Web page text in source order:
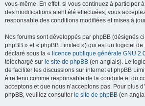
vous-même. En effet, si vous continuez à participer
des modifications aient été effectuées, vous
responsable des conditions modifiées et mises à
Nos forums sont développés par phpBB (désignés
phpBB » et « phpBB Limited ») qui est un logiciel
déclaré sous la « licence publique générale GNU
téléchargé sur le site de phpBB (en anglais). Le
de faciliter les discussions sur internet et phpBB
être tenu comme responsable de la conduite et du
acceptons et que nous n’acceptons pas. Pour plus
phpBB, veuillez consulter le site de phpBB (en